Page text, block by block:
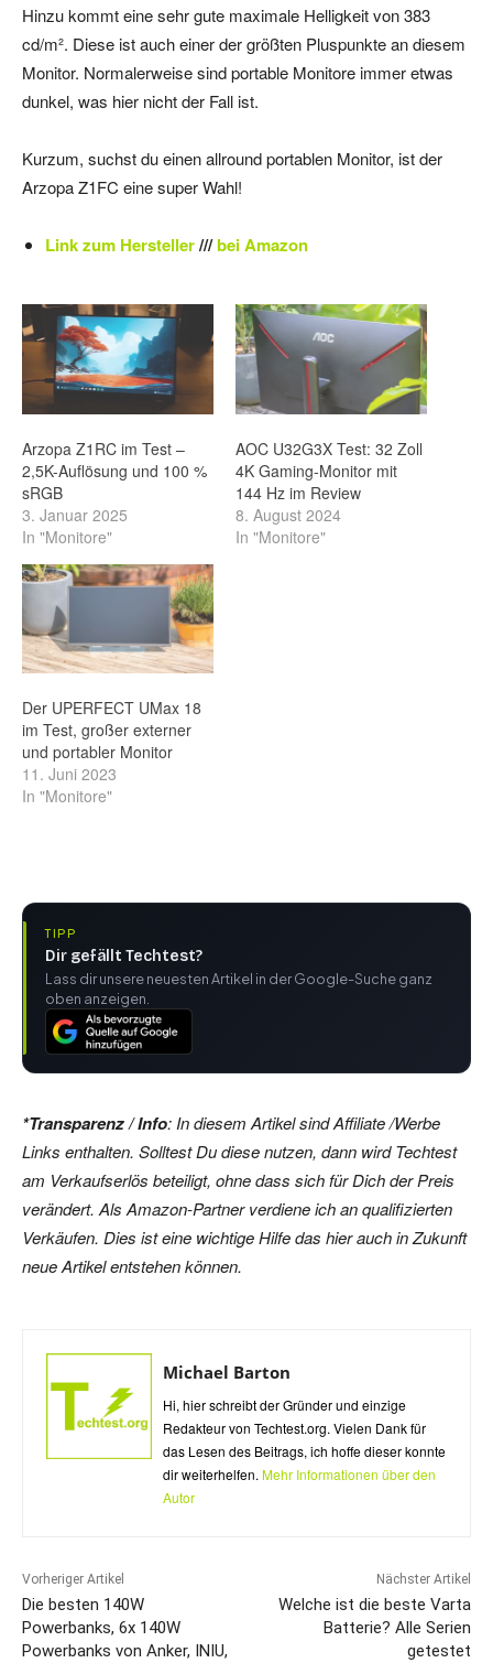
Hinzu kommt eine sehr gute maximale Helligkeit von 383
cd/m². Diese ist auch einer der größten Pluspunkte an diesem
Monitor. Normalerweise sind portable Monitore immer etwas
dunkel, was hier nicht der Fall ist.
Kurzum, suchst du einen allround portablen Monitor, ist der
Arzopa Z1FC eine super Wahl!
Link zum Hersteller///bei Amazon
Arzopa Z1RC im Test –
2,5K-Auflösung und 100 %
sRGB
3. Januar 2025
In "Monitore"
AOC U32G3X Test: 32 Zoll
4K Gaming-Monitor mit
144 Hz im Review
8. August 2024
In "Monitore"
Der UPERFECT UMax 18
im Test, großer externer
und portabler Monitor
11. Juni 2023
In "Monitore"
TIPP
Dir gefällt Techtest?
Lass dir unsere neuesten Artikel in der Google-Suche ganz
oben anzeigen.
*Transparenz / Info: In diesem Artikel sind Affiliate /Werbe
Links enthalten. Solltest Du diese nutzen, dann wird Techtest
am Verkaufserlös beteiligt, ohne dass sich für Dich der Preis
verändert. Als Amazon-Partner verdiene ich an qualifizierten
Verkäufen. Dies ist eine wichtige Hilfe das hier auch in Zukunft
neue Artikel entstehen können.
Michael Barton
Hi, hier schreibt der Gründer und einzige
Redakteur von Techtest.org. Vielen Dank für
das Lesen des Beitrags, ich hoffe dieser konnte
dir weiterhelfen. Mehr Informationen über den
Autor
Vorheriger Artikel
Die besten 140W
Powerbanks, 6x 140W
Powerbanks von Anker, INIU,
Nächster Artikel
Welche ist die beste Varta
Batterie? Alle Serien
getestet